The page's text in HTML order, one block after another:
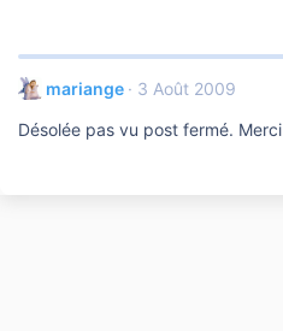
mariange 3 Août 2009
Désolée pas vu post fermé. Merci